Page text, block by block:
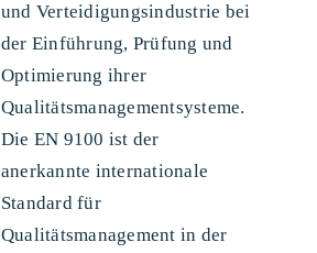
und Verteidigungsindustrie bei
der Einführung, Prüfung und
Optimierung ihrer
Qualitätsmanagementsysteme.
Die EN 9100 ist der
anerkannte internationale
Standard für
Qualitätsmanagement in der